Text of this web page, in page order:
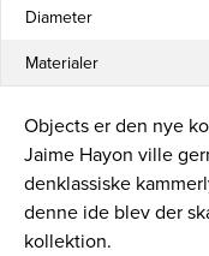
Diameter
Materialer
Objects er den nye
Jaime Hayon ville
denklassiske
denne ide blev der
kollektion.